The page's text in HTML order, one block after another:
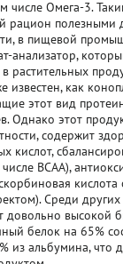
числе Омега-3.
рацион полезными
в пищевой
анализатор,
растительных
как
этот вид
Однако этот
содержит
кислот,
BCAA),
кислота
Среди других
довольно высокой
белок на 65%
из альбумина, что